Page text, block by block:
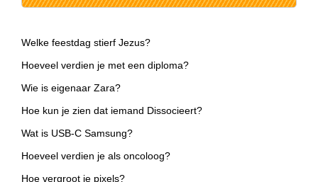
Welke feestdag stierf Jezus?
Hoeveel verdien je met een diploma?
Wie is eigenaar Zara?
Hoe kun je zien dat iemand Dissocieert?
Wat is USB-C Samsung?
Hoeveel verdien je als oncoloog?
Hoe vergroot je pixels?